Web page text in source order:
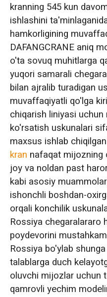
Strategik logistika
yetkazib berishni
tashish xavflarini
Bir martalik ishga
uchun to'liq
Yetkazib
mijozlarning e'tirofi:
kuchi
kranning 545 kun
ishlashini
hamkorligining
DAFANGCRANE aniq
o'ta sovuq muhitlarga
yuqori samarali
bilan ajralib turadigan
muvaffaqiyatli qo'lga
chiqarish liniyasi
ko'rsatish uskunalari
maxsus ishlab
kran nafaqat mijozning
joy va noldan past
kabi asosiy
ishonchli boshdan-
orqali konchilik
Rossiya chegaralararo
poydevorini
Rossiya bo'ylab
talablarga duch
oluvchi mijozlar uchun
qamrovli yechim